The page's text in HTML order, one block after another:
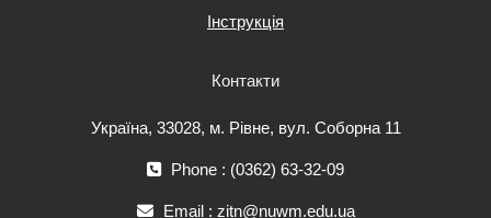
Інструкція
Контакти
Україна, 33028, м. Рівне, вул. Соборна 11
Phone : (0362) 63-32-09
Email : zitn@nuwm.edu.ua